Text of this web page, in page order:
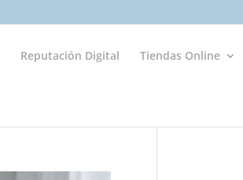
Reputación Digital Tiendas Online